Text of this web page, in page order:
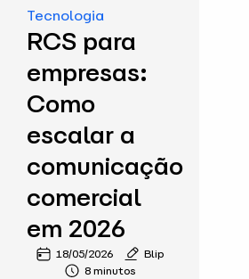
Tecnologia
RCS para
empresas:
Como
escalar a
comunicação
comercial
em 2026
18/05/2026
Blip
8 minutos